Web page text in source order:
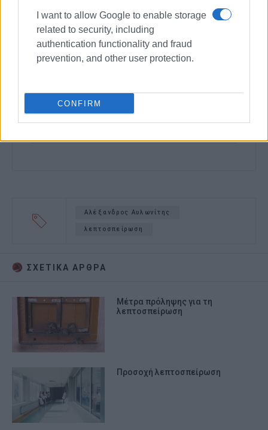
I want to allow Google to enable storage
related to security, including
authentication functionality and fraud
prevention, and other user protection.
CONFIRM
Αλέξανδρος Αυλωνίτης
λεπτοσπείρωση
ΣΧΕΤΙΚA AΡΘΡΑ
Μέτρα πρόληψης για τη
λεπτοσπείρωση
Προσοχή λεπτοσπείρωση